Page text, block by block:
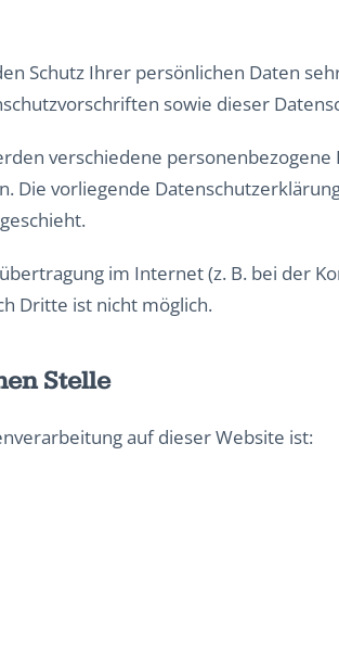
Schutz Ihrer persönlichen Daten
sowie dieser
verschiedene
Die vorliegende
im Internet (z. B. bei der
Dritte ist nicht möglich.
Stelle
auf dieser Website ist: